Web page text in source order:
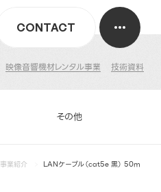
映像音響機材レンタル事業 技術資料
CONTACT
その他
事業紹介 LANケーブル（cat5e 黒） 50m